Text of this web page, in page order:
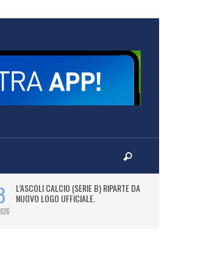
L’ASCOLI CALCIO (SERIE B) RIPARTE DAL
NUOVO LOGO UFFICIALE.